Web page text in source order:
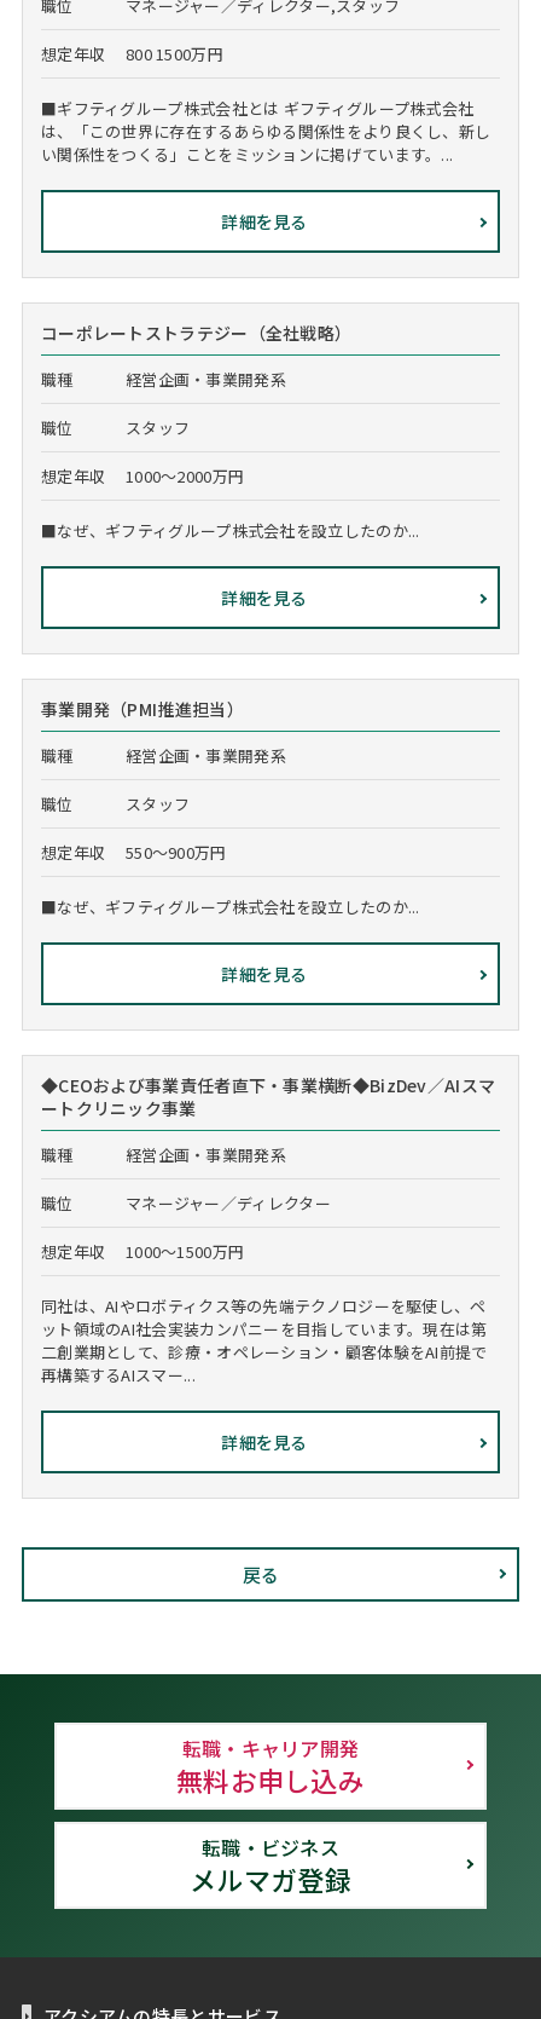
職位 マネージャー／ディレクター,スタッフ
想定年収 800 1500万円
■ギフティグループ株式会社とは ギフティグループ株式会社
は、「この世界に存在するあらゆる関係性をより良くし、新し
い関係性をつくる」ことをミッションに掲げています。...
詳細を見る
コーポレートストラテジー（全社戦略）
職種 経営企画・事業開発系
職位 スタッフ
想定年収 1000～2000万円
■なぜ、ギフティグループ株式会社を設立したのか...
詳細を見る
事業開発（PMI推進担当）
職種 経営企画・事業開発系
職位 スタッフ
想定年収 550～900万円
■なぜ、ギフティグループ株式会社を設立したのか...
詳細を見る
◆CEOおよび事業責任者直下・事業横断◆BizDev／AIスマ
ートクリニック事業
職種 経営企画・事業開発系
職位 マネージャー／ディレクター
想定年収 1000～1500万円
同社は、AIやロボティクス等の先端テクノロジーを駆使し、ペ
ット領域のAI社会実装カンパニーを目指しています。現在は第
二創業期として、診療・オペレーション・顧客体験をAI前提で
再構築するAIスマー...
詳細を見る
戻る
転職・キャリア開発
無料お申し込み
転職・ビジネス
メルマガ登録